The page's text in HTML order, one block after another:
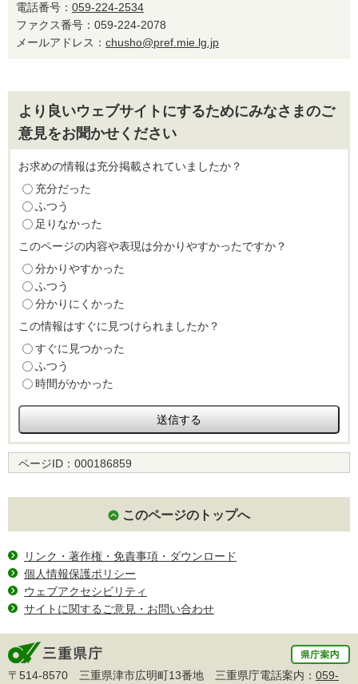
電話番号： 059-224-2534
ファクス番号：059-224-2078
メールアドレス： chusho@pref.mie.lg.jp
より良いウェブサイトにするためにみなさまのご
意見をお聞かせください
お求めの情報は充分掲載されていましたか？
充分だった
ふつう
足りなかった
このページの内容や表現は分かりやすかったですか？
分かりやすかった
ふつう
分かりにくかった
この情報はすぐに見つけられましたか？
すぐに見つかった
ふつう
時間がかかった
ページID： 000186859
このページのトップへ
リンク・著作権・免責事項・ダウンロード
個人情報保護ポリシー
ウェブアクセシビリティ
サイトに関するご意見・お問い合わせ
〒514-8570 三重県津市広明町13番地 三重県庁電話案内： 059-